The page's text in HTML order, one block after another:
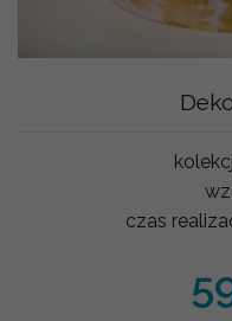
czas